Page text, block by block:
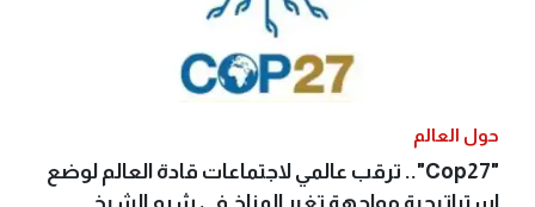
حول العالم
"Cop27".. ترقب عالمي لاجتماعات قادة العالم لوضع
استراتيجية مواجهة تغير المناخ في شرم الشيخ